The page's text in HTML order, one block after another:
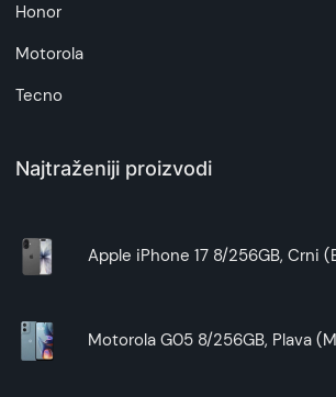
Honor
Motorola
Tecno
Najtraženiji proizvodi
Apple iPhone 17 8/256GB, Crni
Motorola G05 8/256GB, Plava